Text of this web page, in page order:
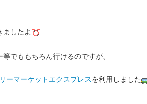
ましたよ
でももちろん行けるのですが、
ーマーケットエクスプレスを利用しました